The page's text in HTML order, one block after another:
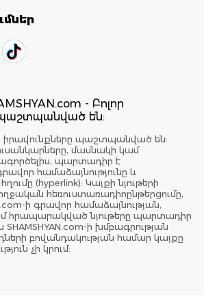
- Բոլոր
պաշտպանված են:
իրավունքները պաշտպանված են:
մասնակի կամ
պարտադիր է
համաձայնությունը և
հղումը (hyperlink): Կայքի նյութերի
հեռուստառադիոընթերցումը,
ի գրավոր համաձայնության,
հրապարակված նյութերը պարտադիր
ի խմբագրության
բովանդակության համար կայքը
չի կրում: